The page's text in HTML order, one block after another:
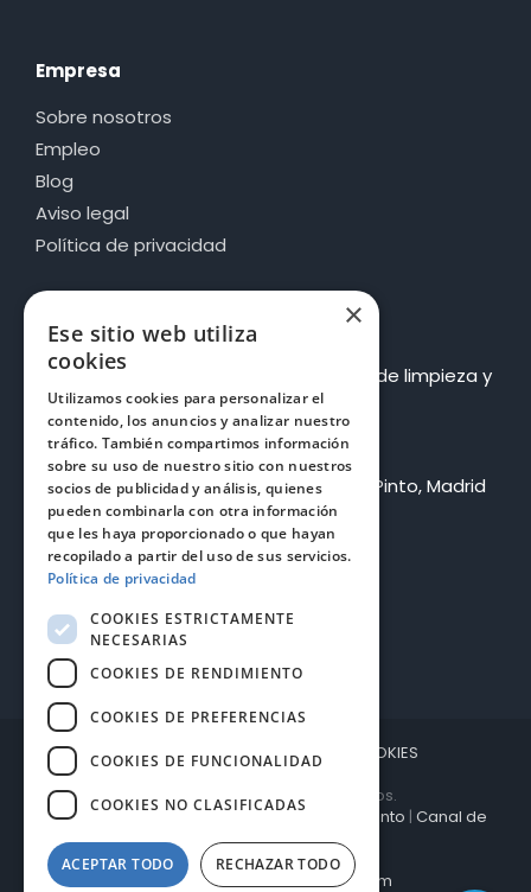
Empresa
Sobre nosotros
Empleo
Blog
Aviso legal
Política de privacidad
Información de contacto
Bluetietar Multiservicios S.L. – Empresa de limpieza y
mantenimiento
Pide presupuesto
Dirección: C. Milanos, 8, Nave 20, 28320 Pinto, Madrid
Teléfono:912 635 523
Email:info@bluetietar.es
REVOCAR CONSENTIMIENTO DE COOKIES
Copyright Bluetietar Multiservicios.
Política de Cookies |Derecho de Desistimiento | Canal de
denuncias
Diseño web by:decimoarte.com
×
Ese sitio web utiliza
cookies
Utilizamos cookies para personalizar el
contenido, los anuncios y analizar nuestro
tráfico. También compartimos información
sobre su uso de nuestro sitio con nuestros
socios de publicidad y análisis, quienes
pueden combinarla con otra información
que les haya proporcionado o que hayan
recopilado a partir del uso de sus servicios.
Política de privacidad
COOKIES ESTRICTAMENTE
NECESARIAS
COOKIES DE RENDIMIENTO
COOKIES DE PREFERENCIAS
COOKIES DE FUNCIONALIDAD
COOKIES NO CLASIFICADAS
ACEPTAR TODO RECHAZAR TODO